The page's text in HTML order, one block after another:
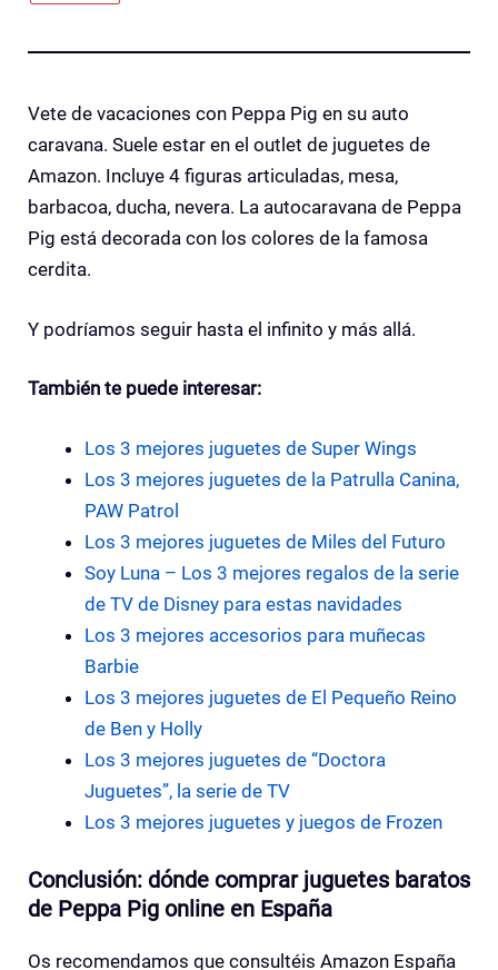
Vete de vacaciones con Peppa Pig en su auto
caravana. Suele estar en el outlet de juguetes de
Amazon. Incluye 4 figuras articuladas, mesa,
barbacoa, ducha, nevera. La autocaravana de Peppa
Pig está decorada con los colores de la famosa
cerdita.
Y podríamos seguir hasta el infinito y más allá.
También te puede interesar:
Los 3 mejores juguetes de Super Wings
Los 3 mejores juguetes de la Patrulla Canina,
PAW Patrol
Los 3 mejores juguetes de Miles del Futuro
Soy Luna – Los 3 mejores regalos de la serie
de TV de Disney para estas navidades
Los 3 mejores accesorios para muñecas
Barbie
Los 3 mejores juguetes de El Pequeño Reino
de Ben y Holly
Los 3 mejores juguetes de “Doctora
Juguetes”, la serie de TV
Los 3 mejores juguetes y juegos de Frozen
Conclusión: dónde comprar juguetes baratos
de Peppa Pig online en España
Os recomendamos que consultéis Amazon España